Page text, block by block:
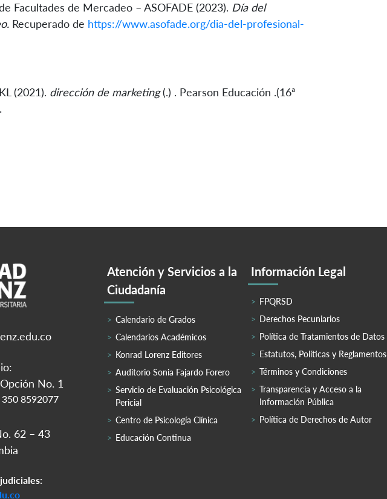
Facultades de Mercadeo – ASOFADE (2023). Día del
Recuperado de https://www.asofade.org/dia-del-profesional-
(2021). dirección de marketing(.) . Pearson Educación .(16ª
No. 1
8592077
62 – 43
Atención y Servicios a la
Ciudadanía
Calendario de Grados
Calendarios Académicos
Konrad Lorenz Editores
Auditorio Sonia Fajardo Forero
Servicio de Evaluación Psicológica
Pericial
Centro de Psicología Clínica
Educación Continua
Información Legal
FPQRSD
Derechos Pecuniarios
Política de Tratamientos de Datos
Estatutos, Políticas y Reglamentos
Términos y Condiciones
Transparencia y Acceso a la
Información Pública
Política de Derechos de Autor